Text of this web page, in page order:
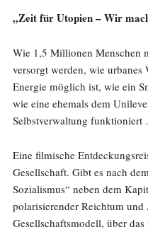
„Zeit für Utopien – Wir
Wie 1,5 Millionen Menschen
versorgt werden, wie
Energie möglich ist, wie ein
wie eine ehemals dem
Selbstverwaltung
Eine filmische
Gesellschaft. Gibt es nach
Sozialismus“ neben dem
polarisierender Reichtum
Gesellschaftsmodell, über